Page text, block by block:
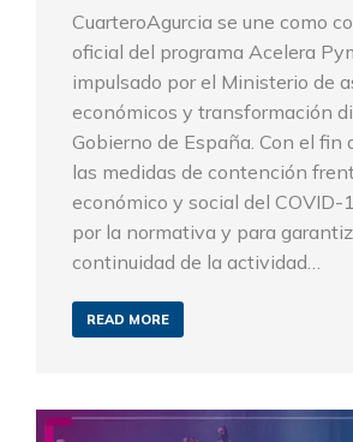
CuarteroAgurcia se une como
oficial del programa Acelera
impulsado por el Ministerio de
económicos y transformación
Gobierno de España. Con el fin
las medidas de contención
económico y social del COVID-
por la normativa y para
continuidad de la actividad…
READ MORE